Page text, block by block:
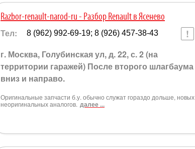
Razbor-renault-narod-ru - Разбор Renault в Ясенево
Тел: 8 (962) 992-69-19; 8 (926) 457-38-43
г. Москва, Голубинская ул, д. 22, с. 2 (на
территории гаражей) После второго шлагбаума
вниз и направо.
Оригинальные запчасти б.у. обычно служат гораздо дольше, новых
неоригинальных аналогов. далее ...